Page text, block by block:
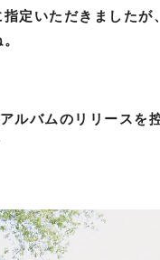
定いただきましたが
ルバムのリリースを